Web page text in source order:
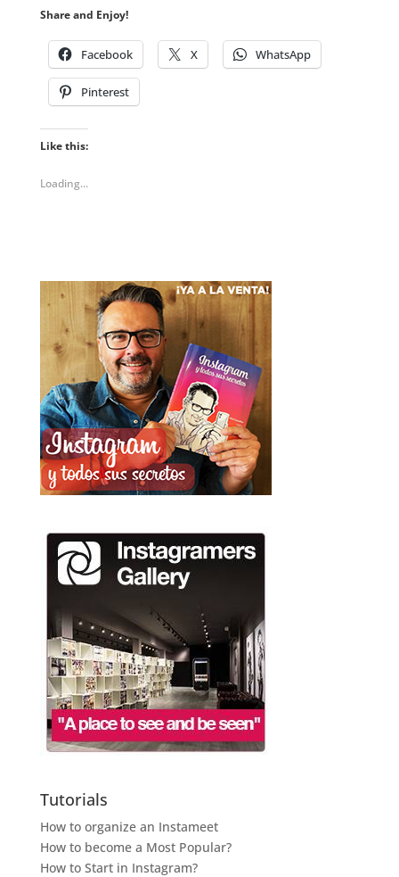
Share and Enjoy!
Facebook X WhatsApp
Pinterest
Like this:
Loading...
Tutorials
How to organize an Instameet
How to become a Most Popular?
How to Start in Instagram?